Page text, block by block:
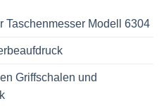
Taschenmesser Modell 6304
Griffschalen und